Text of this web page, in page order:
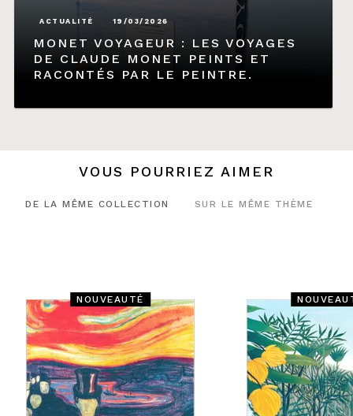
ACTUALITÉ 19/03/2026
MONET VOYAGEUR : LES VOYAGES
DE CLAUDE MONET PEINTS ET
RACONTÉS PAR LE PEINTRE.
VOUS POURRIEZ AIMER
DE LA MÊME COLLECTION SUR LE MÊME THÈME
NOUVEAUTÉ